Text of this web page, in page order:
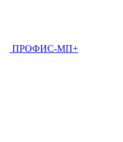
ПРОФИС-МП+